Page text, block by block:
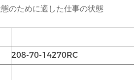
のために適した仕事の状態
208-70-14270RC